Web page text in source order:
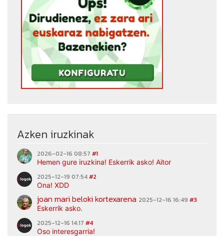
Azken iruzkinak
2026-02-16 08:57 #1
Hemen gure iruzkina! Eskerrik asko! Aitor
2025-12-19 07:54#2
Ona! XDD
joan mari beloki kortexarena 2025-12-16 16:49 #3
Eskerrik asko.
2025-12-16 14:17 #4
Oso interesgarria!